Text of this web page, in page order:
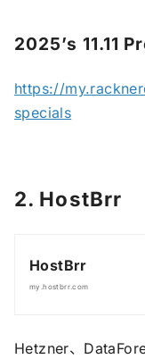
2025’s 11.11
https://
specials
2. HostBrr
HostBrr
my.hostbrr.com
Hetzner、